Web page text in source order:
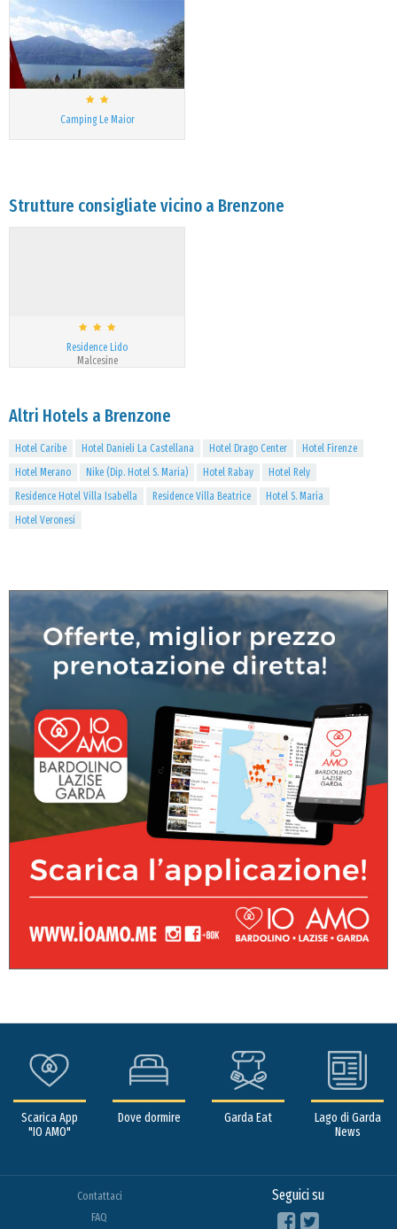
Camping Le Maior
Strutture consigliate vicino a Brenzone
Residence Lido
Malcesine
Altri Hotels a Brenzone
Hotel Caribe Hotel Danieli La Castellana Hotel Drago Center
Hotel Firenze
Hotel Merano
Nike (Dip. Hotel S. Maria) Hotel Rabay
Hotel Rely
Residence Hotel Villa Isabella
Residence Villa Beatrice
Hotel S. Maria
Hotel Veronesi
Scarica App
"IO AMO"
Dove dormire Garda Eat
Lago di Garda
News
Contattaci
FAQ
Seguici su